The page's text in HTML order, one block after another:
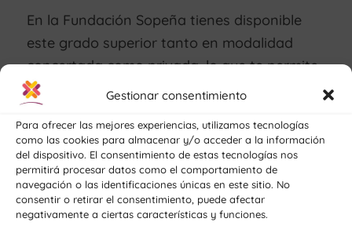
Gestionar consentimiento
Para ofrecer las mejores experiencias, utilizamos tecnologías
como las cookies para almacenar y/o acceder a la información
del dispositivo. El consentimiento de estas tecnologías nos
permitirá procesar datos como el comportamiento de
navegación o las identificaciones únicas en este sitio. No
consentir o retirar el consentimiento, puede afectar
negativamente a ciertas características y funciones.
En la Fundación Sopeña tienes disponible
este grado superior tanto en modalidad
concertada como privada, lo que te permite
adaptar los estudios a tu ritmo y situación.
Si tienes dudas sobre cuál encaja mejor
contigo, puedesdescargarte nuestro dossier
informativoo contactar con nosotros
directamente. Te formamos para pertenecer
a ese grupo de personas conprofesiones
solidarias
, con gran empatía y sacrificio por